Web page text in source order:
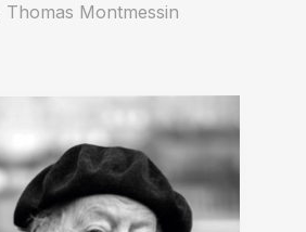
Thomas Montmessin